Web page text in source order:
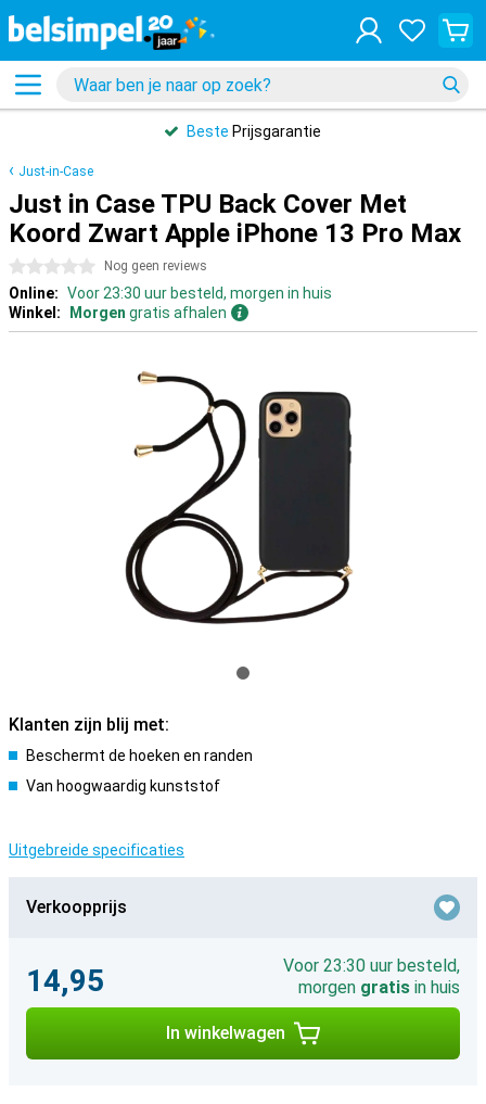
Beste Prijsgarantie
Just-in-Case
Just in Case TPU Back Cover Met
Koord Zwart Apple iPhone 13 Pro Max
0 sterren Nog geen reviews
Online: Voor 23:30 uur besteld, morgen in huis
Winkel:
Morgen gratis afhalen
Klanten zijn blij met:
Beschermt de hoeken en randen
Van hoogwaardig kunststof
Uitgebreide specificaties
Verkoopprijs
14,95
Voor 23:30 uur besteld,
morgen gratis in huis
In winkelwagen